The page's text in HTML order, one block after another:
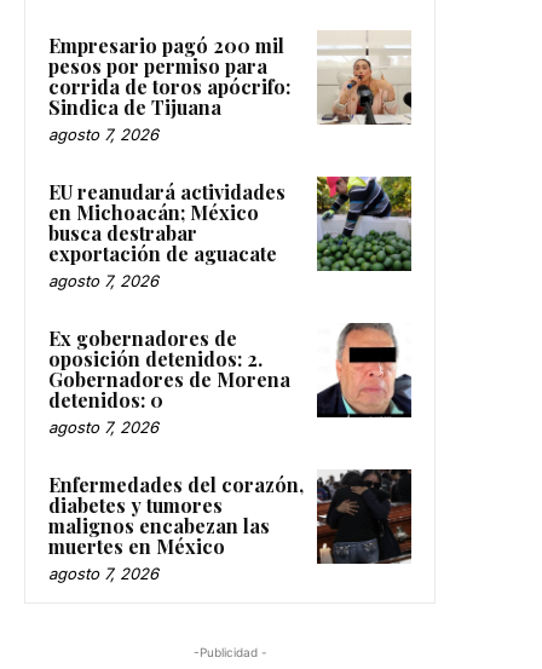
Empresario pagó 200 mil
pesos por permiso para
corrida de toros apócrifo:
Sindica de Tijuana
agosto 7, 2026
EU reanudará actividades
en Michoacán; México
busca destrabar
exportación de aguacate
agosto 7, 2026
Ex gobernadores de
oposición detenidos: 2.
Gobernadores de Morena
detenidos: 0
agosto 7, 2026
Enfermedades del corazón,
diabetes y tumores
malignos encabezan las
muertes en México
agosto 7, 2026
-Publicidad -